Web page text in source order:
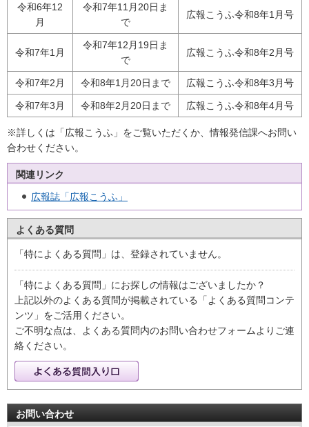
令和6年12
月
令和7年11月20日ま
で
広報こうふ令和8年1月号
令和7年1月
令和7年12月19日ま
で
広報こうふ令和8年2月号
令和7年2月 令和8年1月20日まで 広報こうふ令和8年3月号
令和7年3月 令和8年2月20日まで 広報こうふ令和8年4月号
※詳しくは「広報こうふ」をご覧いただくか、情報発信課へお問い
合わせください。
関連リンク
広報誌「広報こうふ」
よくある質問
「特によくある質問」は、登録されていません。
「特によくある質問」にお探しの情報はございましたか？
上記以外のよくある質問が掲載されている「よくある質問コンテ
ンツ」をご活用ください。
ご不明な点は、よくある質問内のお問い合わせフォームよりご連
絡ください。
お問い合わせ